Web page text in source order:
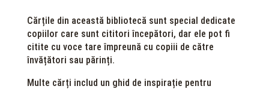
Cărțile din această bibliotecă sunt special dedicate
copiilor care sunt cititori începători, dar ele pot fi
citite cu voce tare împreună cu copiii de către
învățători sau părinți.
Multe cărți includ un ghid de inspirație pentru